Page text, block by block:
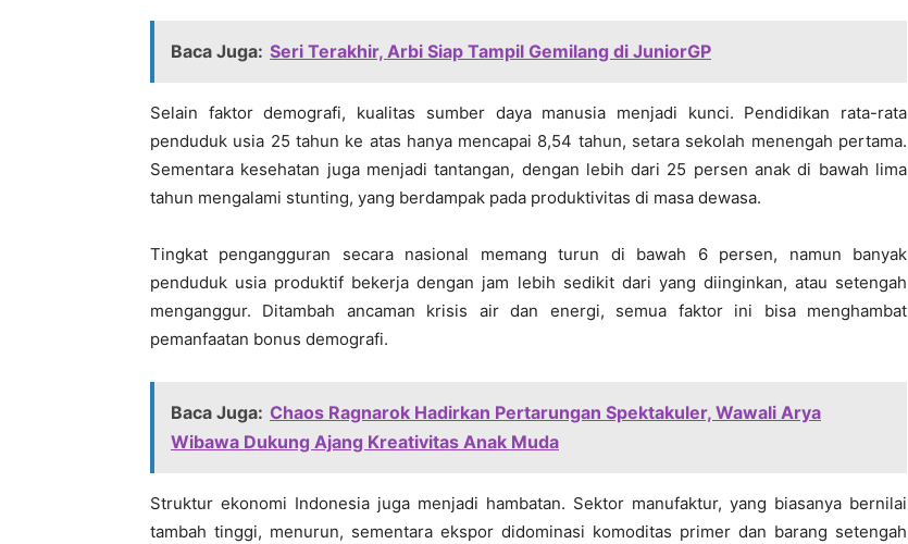
Baca Juga: Seri Terakhir, Arbi Siap Tampil Gemilang di JuniorGP
Selain faktor demografi, kualitas sumber daya manusia menjadi kunci. Pendidikan rata-rata
penduduk usia 25 tahun ke atas hanya mencapai 8,54 tahun, setara sekolah menengah pertama.
Sementara kesehatan juga menjadi tantangan, dengan lebih dari 25 persen anak di bawah lima
tahun mengalami stunting, yang berdampak pada produktivitas di masa dewasa.
Tingkat pengangguran secara nasional memang turun di bawah 6 persen, namun banyak
penduduk usia produktif bekerja dengan jam lebih sedikit dari yang diinginkan, atau setengah
menganggur. Ditambah ancaman krisis air dan energi, semua faktor ini bisa menghambat
pemanfaatan bonus demografi.
Baca Juga: Chaos Ragnarok Hadirkan Pertarungan Spektakuler, Wawali Arya
Wibawa Dukung Ajang Kreativitas Anak Muda
Struktur ekonomi Indonesia juga menjadi hambatan. Sektor manufaktur, yang biasanya bernilai
tambah tinggi, menurun, sementara ekspor didominasi komoditas primer dan barang setengah